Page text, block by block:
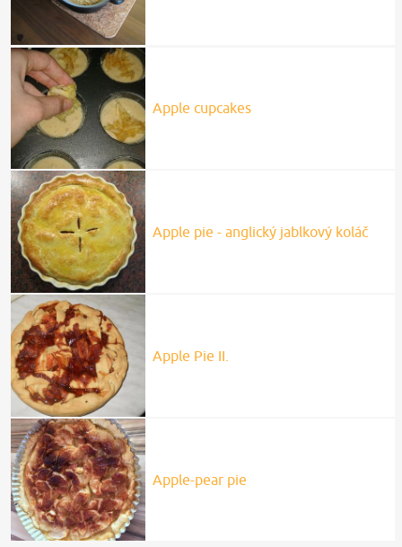
Apple cupcakes
Apple pie - anglický jablkový koláč
Apple Pie II.
Apple-pear pie